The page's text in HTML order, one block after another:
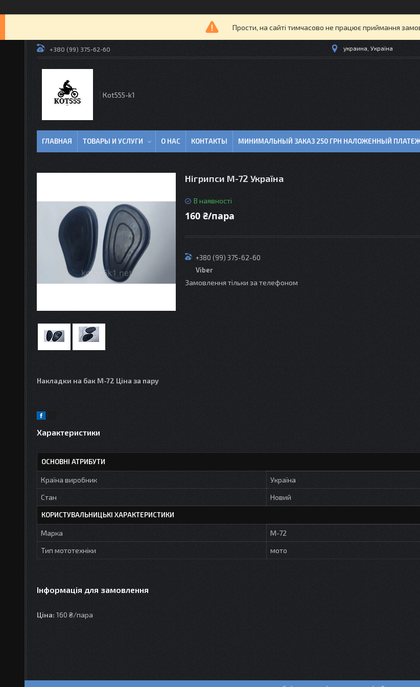
Прости, на сайті тимчасово не працює приймання
+380 (99) 375-62-60 украина, Україна
Кot555-k1
ГЛАВНАЯ ТОВАРЫ И УСЛУГИ О НАС КОНТАКТЫ МИНИМАЛЬНЫЙ ЗАКАЗ 250 ГРН НАЛОЖЕННЫЙ ПЛАТЕЖ
Нігрипси М-72 Україна
В наявності
160 ₴/пара
+380 (99) 375-62-60
Viber
Замовлення тільки за телефоном
Накладки на бак М-72 Ціна за пару
Характеристики
ОСНОВНІ АТРИБУТИ
Країна виробник
Україна
Стан
Новий
КОРИСТУВАЛЬНИЦЬКІ ХАРАКТЕРИСТИКИ
Марка
М-72
Тип мототехніки
мото
Інформація для замовлення
Ціна: 160 ₴/пара